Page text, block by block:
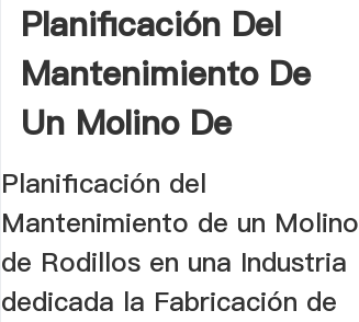
Planificación Del
Mantenimiento De
Un Molino De
Rodillos ...
Planificación del
Mantenimiento de un Molino
de Rodillos en una Industria
dedicada la Fabricación de